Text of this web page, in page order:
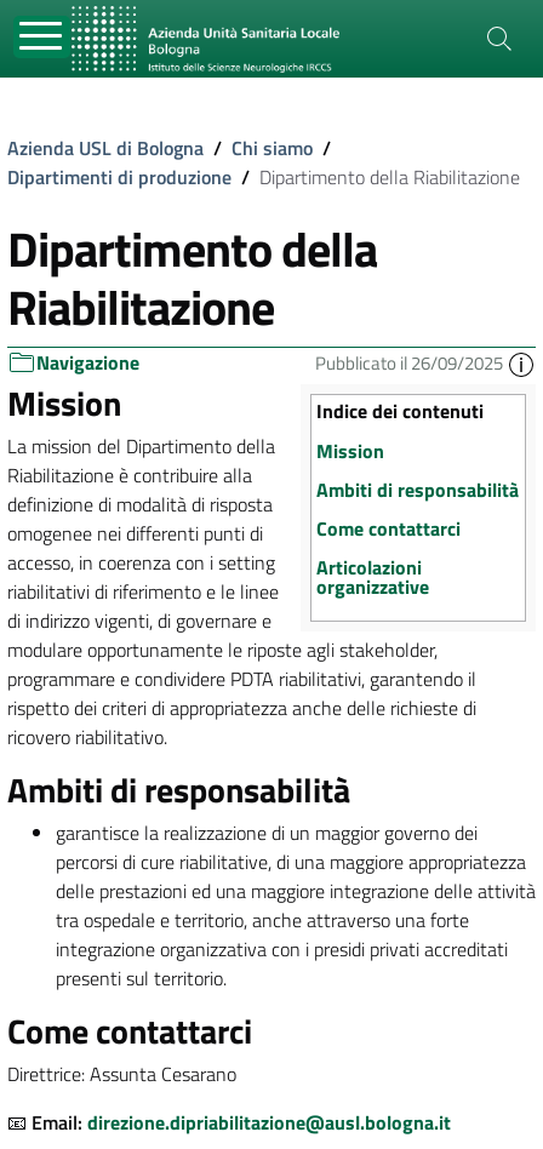
Azienda USL di Bologna / Chi siamo /
Dipartimenti di produzione / Dipartimento della Riabilitazione
Dipartimento della
Riabilitazione
Navigazione Pubblicato il 26/09/2025
Indice dei contenuti
Mission
Ambiti di responsabilità
Come contattarci
Articolazioni
organizzative
Mission
La mission del Dipartimento della
Riabilitazione è contribuire alla
definizione di modalità di risposta
omogenee nei differenti punti di
accesso, in coerenza con i setting
riabilitativi di riferimento e le linee
di indirizzo vigenti, di governare e
modulare opportunamente le riposte agli stakeholder,
programmare e condividere PDTA riabilitativi, garantendo il
rispetto dei criteri di appropriatezza anche delle richieste di
ricovero riabilitativo.
Ambiti di responsabilità
garantisce la realizzazione di un maggior governo dei
percorsi di cure riabilitative, di una maggiore appropriatezza
delle prestazioni ed una maggiore integrazione delle attività
tra ospedale e territorio, anche attraverso una forte
integrazione organizzativa con i presidi privati accreditati
presenti sul territorio.
Come contattarci
Direttrice: Assunta Cesarano
📧 Email: direzione.dipriabilitazione@ausl.bologna.it